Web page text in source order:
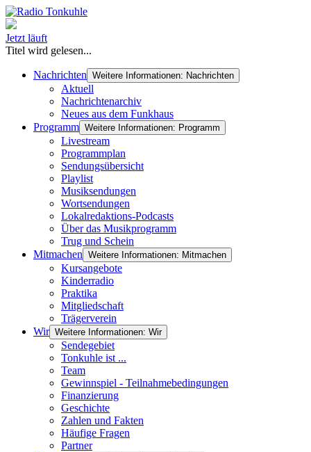
Jetzt läuft
Titel wird gelesen...
Nachrichten Weitere Informationen: Nachrichten
Aktuell
Nachrichtenarchiv
Neues aus dem Funkhaus
Programm Weitere Informationen: Programm
Livestream
Programmplan
Sendungsübersicht
Playlist
Musiksendungen
Wortsendungen
Lokalredaktions-Podcasts
Über das Musikprogramm
Trug und Schein
Mitmachen Weitere Informationen: Mitmachen
Kursangebote
Kinderradio
Praktika
Mitgliedschaft
Trägerverein
Wir Weitere Informationen: Wir
Sendegebiet
Tonkuhle ist ...
Team
Gewinnspiel - Teilnahmebedingungen
Finanzierung
Geschichte
Zahlen und Fakten
Häufige Fragen
Partner